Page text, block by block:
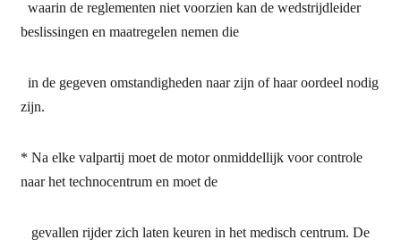
waarin de reglementen niet voorzien kan de wedstrijdleider
beslissingen en maatregelen nemen die
in de gegeven omstandigheden naar zijn of haar oordeel nodig
zijn.
* Na elke valpartij moet de motor onmiddellijk voor controle
naar het technocentrum en moet de
gevallen rijder zich laten keuren in het medisch centrum. De